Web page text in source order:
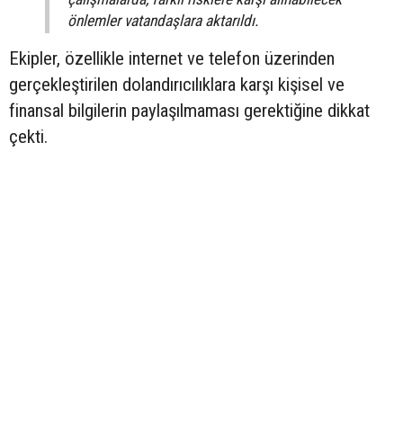
önlemler vatandaşlara aktarıldı.
Ekipler, özellikle internet ve telefon üzerinden
gerçekleştirilen dolandırıcılıklara karşı kişisel ve
finansal bilgilerin paylaşılmaması gerektiğine dikkat
çekti.